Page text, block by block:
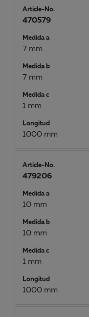
Article-No.
470579
Medida a
7 mm
Medida b
7 mm
Medida c
1 mm
Longitud
1000 mm
Article-No.
479206
Medida a
10 mm
Medida b
10 mm
Medida c
1 mm
Longitud
1000 mm